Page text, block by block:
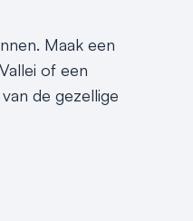
Maak een
of een
de gezellige